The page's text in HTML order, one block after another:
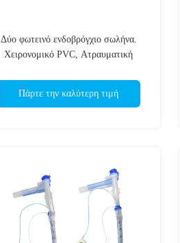
Δύο φωτεινό ενδοβρόγχιο σωλήνα.
Χειρονομικό PVC, Ατραυματική
Πάρτε την καλύτερη τιμή